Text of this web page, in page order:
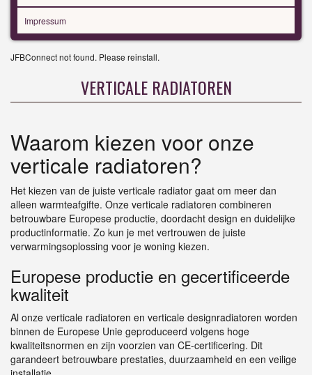
Impressum
JFBConnect not found. Please reinstall.
VERTICALE RADIATOREN
Waarom kiezen voor onze
verticale radiatoren?
Het kiezen van de juiste verticale radiator gaat om meer dan
alleen warmteafgifte. Onze verticale radiatoren combineren
betrouwbare Europese productie, doordacht design en duidelijke
productinformatie. Zo kun je met vertrouwen de juiste
verwarmingsoplossing voor je woning kiezen.
Europese productie en gecertificeerde
kwaliteit
Al onze verticale radiatoren en verticale designradiatoren worden
binnen de Europese Unie geproduceerd volgens hoge
kwaliteitsnormen en zijn voorzien van CE-certificering. Dit
garandeert betrouwbare prestaties, duurzaamheid en een veilige